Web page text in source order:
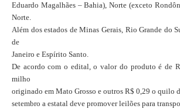
Eduardo Magalhães – Bahia), Norte (exceto
Norte.
Além dos estados de Minas Gerais, Rio Grande do
de
Janeiro e Espírito Santo.
De acordo com o edital, o valor do produto é de
milho
originado em Mato Grosso e outros R$ 0,29 o quilo
setembro a estatal deve promover leilões para